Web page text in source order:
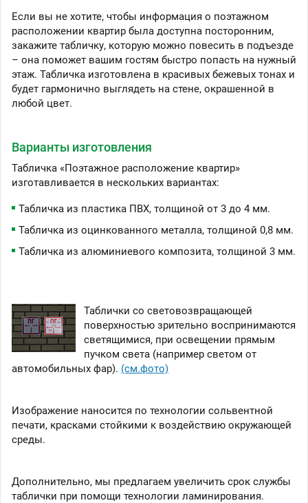
Если вы не хотите, чтобы информация о поэтажном
расположении квартир была доступна посторонним,
закажите табличку, которую можно повесить в подъезде
– она поможет вашим гостям быстро попасть на нужный
этаж. Табличка изготовлена в красивых бежевых тонах и
будет гармонично выглядеть на стене, окрашенной в
любой цвет.
Варианты изготовления
Табличка «Поэтажное расположение квартир»
изготавливается в нескольких вариантах:
Табличка из пластика ПВХ, толщиной от 3 до 4 мм.
Табличка из оцинкованного металла, толщиной 0,8 мм.
Табличка из алюминиевого композита, толщиной 3 мм.
Таблички со световозвращающей
поверхностью зрительно воспринимаются
светящимися, при освещении прямым
пучком света (например светом от
автомобильных фар). (см.фото)
Изображение наносится по технологии сольвентной
печати, красками стойкими к воздействию окружающей
среды.
Дополнительно, мы предлагаем увеличить срок службы
таблички при помощи технологии ламинирования.